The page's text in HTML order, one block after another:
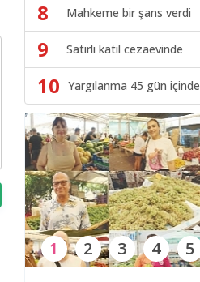
8 Mahkeme bir şans verdi
9 Satırlı katil cezaevinde
10 Yargılanma 45 gün içinde
1 2 3 4 5